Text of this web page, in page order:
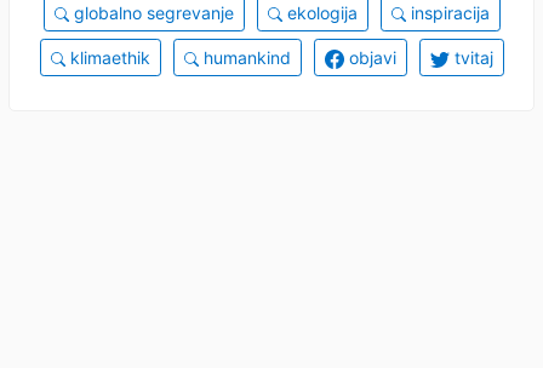
globalno segrevanje ekologija inspiracija
klimaethik humankind objavi tvitaj